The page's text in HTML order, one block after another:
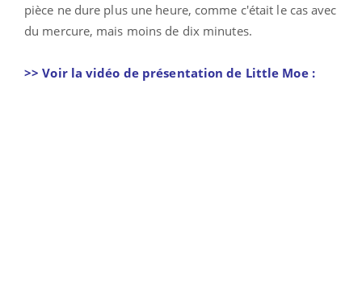
pièce ne dure plus une heure, comme c'était le cas avec
du mercure, mais moins de dix minutes.
>> Voir la vidéo de présentation de Little Moe :